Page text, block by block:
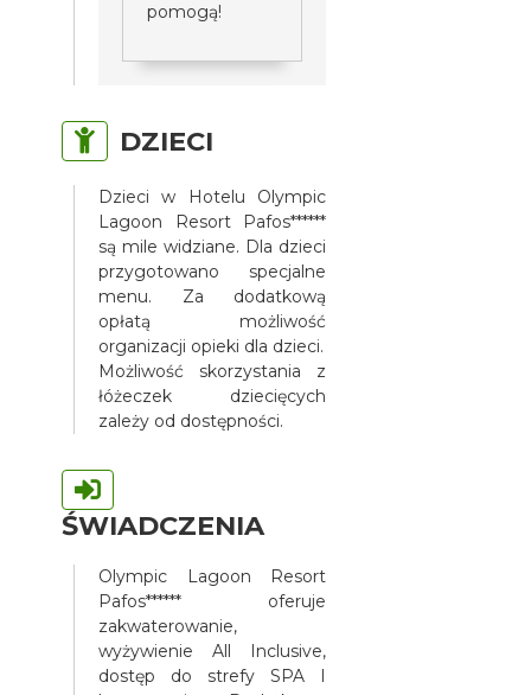
pomogą!
DZIECI
Dzieci w Hotelu Olympic
Lagoon Resort Pafos******
są mile widziane. Dla dzieci
przygotowano specjalne
menu. Za dodatkową
opłatą możliwość
organizacji opieki dla dzieci.
Możliwość skorzystania z
łóżeczek dziecięcych
zależy od dostępności.
ŚWIADCZENIA
Olympic Lagoon Resort
Pafos****** oferuje
zakwaterowanie,
wyżywienie All Inclusive,
dostęp do strefy SPA I